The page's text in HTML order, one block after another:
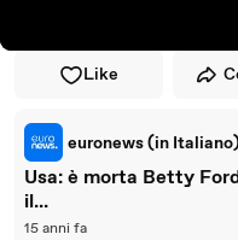
Like
euronews (in
Usa: è morta Betty
il...
15 anni fa